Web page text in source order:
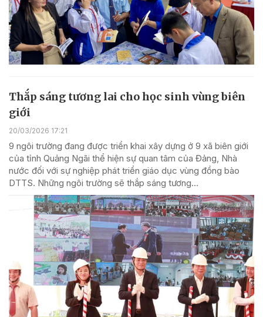
Thắp sáng tương lai cho học sinh vùng biên
giới
20/03/2026 17:21
9 ngôi trường đang được triển khai xây dựng ở 9 xã biên giới
của tỉnh Quảng Ngãi thể hiện sự quan tâm của Đảng, Nhà
nước đối với sự nghiệp phát triển giáo dục vùng đồng bào
DTTS. Những ngôi trường sẽ thắp sáng tương...